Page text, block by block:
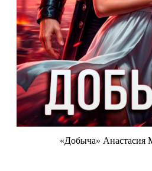
«Добыча» Анастасия